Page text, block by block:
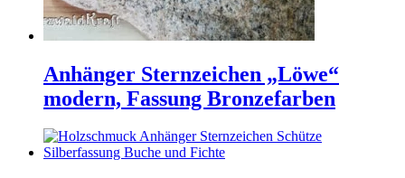
Anhänger Sternzeichen „Löwe“
modern, Fassung Bronzefarben